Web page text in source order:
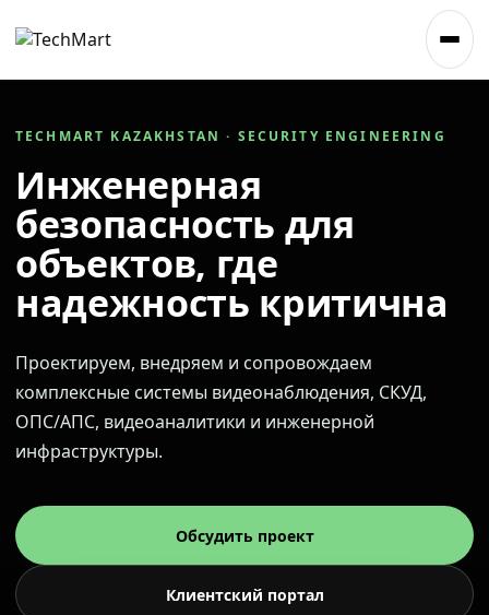
TECHMART KAZAKHSTAN · SECURITY ENGINEERING
Инженерная
безопасность для
объектов, где
надежность критична
Проектируем, внедряем и сопровождаем
комплексные системы видеонаблюдения, СКУД,
ОПС/АПС, видеоаналитики и инженерной
инфраструктуры.
Обсудить проект
Клиентский портал